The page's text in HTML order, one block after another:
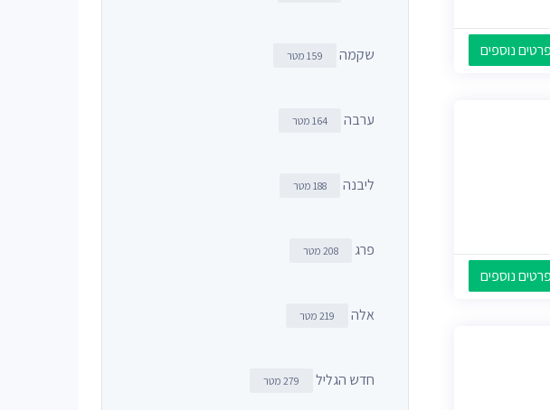
פרטים נוספים
פרטים נוספים
שקמה 159 מטר
ערבה 164 מטר
ליבנה 188 מטר
פרג 208 מטר
אלה 219 מטר
חדש הגליל 279 מטר